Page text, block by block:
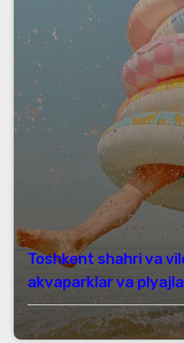
Toshkent shahri va
akvaparklar va